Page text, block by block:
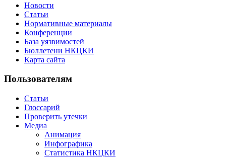
Новости
Статьи
Нормативные материалы
Конференции
База уязвимостей
Бюллетени НКЦКИ
Карта сайта
Пользователям
Статьи
Глоссарий
Проверить утечки
Медиа
Анимация
Инфографика
Статистика НКЦКИ